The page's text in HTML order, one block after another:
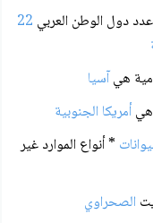
دول الوطن العربي 22
آسيا
أمريكا الجنوبية
* أنواع الموارد غير
الصحراوي